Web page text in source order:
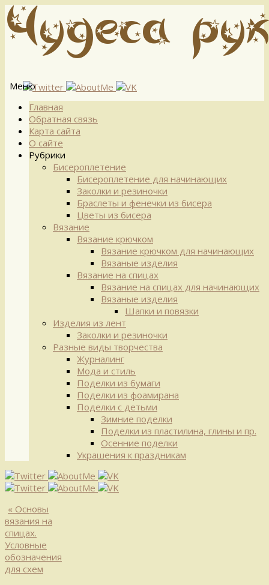
Меню
Перейти
содержимому
Главная
Обратная связь
Карта сайта
О сайте
Рубрики
Бисероплетение
Бисероплетение для начинающих
Заколки и резиночки
Браслеты и фенечки из бисера
Цветы из бисера
Вязание
Вязание крючком
Вязание крючком для начинающих
Вязаные изделия
Вязание на спицах
Вязание на спицах для начинающих
Вязаные изделия
Шапки и повязки
Изделия из лент
Заколки и резиночки
Разные виды творчества
Журналинг
Мода и стиль
Поделки из бумаги
Поделки из фоамирана
Поделки с детьми
Зимние поделки
Поделки из пластилина, глины и пр.
Осенние поделки
Украшения к праздникам
« Основы
вязания на
спицах.
Условные
обозначения
для схем